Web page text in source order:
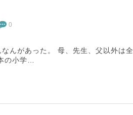
0
んがあった。 母、先生、父以外は全
の小学…